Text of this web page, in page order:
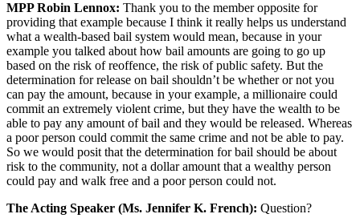
MPP Robin Lennox: Thank you to the member opposite for
providing that example because I think it really helps us understand
what a wealth-based bail system would mean, because in your
example you talked about how bail amounts are going to go up
based on the risk of reoffence, the risk of public safety. But the
determination for release on bail shouldn’t be whether or not you
can pay the amount, because in your example, a millionaire could
commit an extremely violent crime, but they have the wealth to be
able to pay any amount of bail and they would be released. Whereas
a poor person could commit the same crime and not be able to pay.
So we would posit that the determination for bail should be about
risk to the community, not a dollar amount that a wealthy person
could pay and walk free and a poor person could not.
The Acting Speaker (Ms. Jennifer K. French): Question?